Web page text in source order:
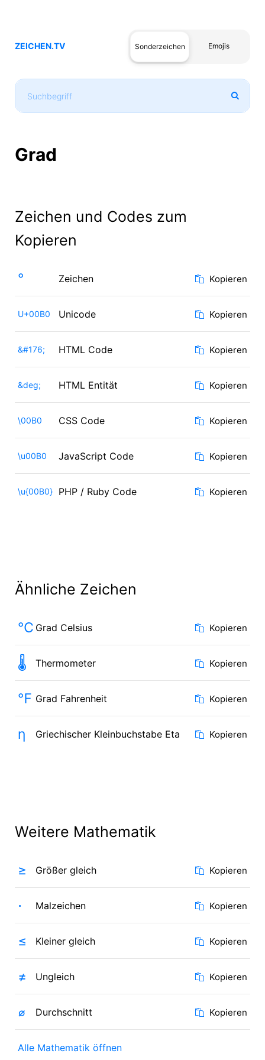
ZEICHEN.TV Sonderzeichen Emojis
Grad
Zeichen und Codes zum
Kopieren
° Zeichen Kopieren
U+00B0 Unicode Kopieren
&#176; HTML Code Kopieren
&deg; HTML Entität Kopieren
\00B0 CSS Code Kopieren
\u00B0 JavaScript Code Kopieren
\u{00B0} PHP / Ruby Code Kopieren
Ähnliche Zeichen
℃ Grad Celsius Kopieren
🌡 Thermometer Kopieren
℉ Grad Fahrenheit Kopieren
η Griechischer Kleinbuchstabe Eta Kopieren
Weitere Mathematik
≥ Größer gleich Kopieren
⋅ Malzeichen Kopieren
≤ Kleiner gleich Kopieren
≠ Ungleich Kopieren
⌀ Durchschnitt Kopieren
Alle Mathematik öffnen